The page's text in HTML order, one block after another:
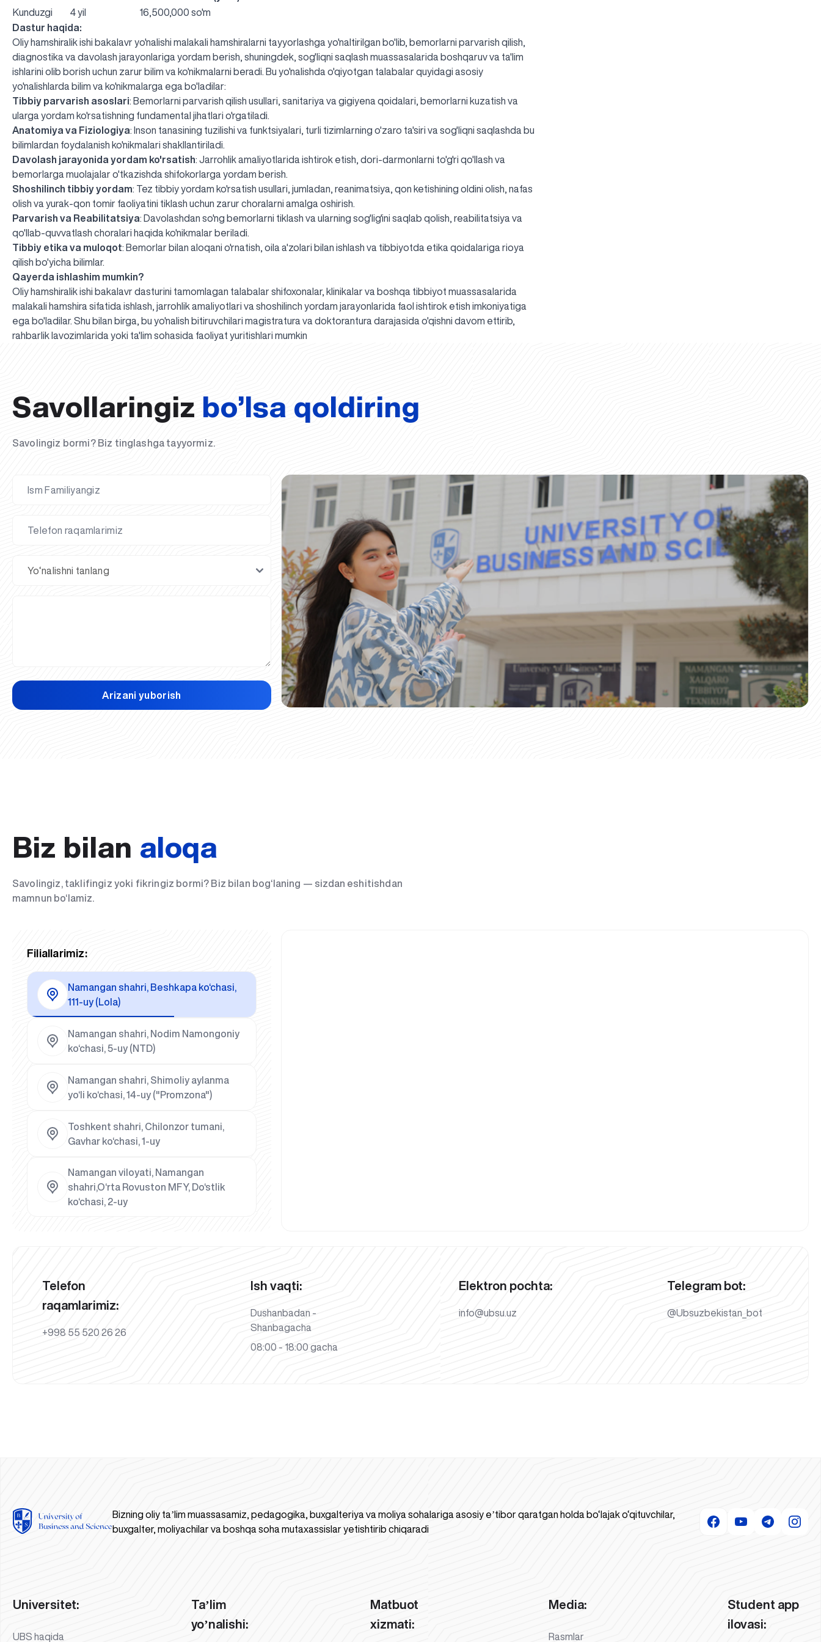
Kunduzgi
4 yil
16,500,000 so'm
Dastur haqida:
Oliy hamshiralik ishi bakalavr yo'nalishi malakali hamshiralarni tayyorlashga yo'naltirilgan bo'lib, bemorlarni parvarish qilish,
diagnostika va davolash jarayonlariga yordam berish, shuningdek, sog'liqni saqlash muassasalarida boshqaruv va ta'lim
ishlarini olib borish uchun zarur bilim va ko'nikmalarni beradi. Bu yo'nalishda o'qiyotgan talabalar quyidagi asosiy
yo'nalishlarda bilim va ko'nikmalarga ega bo'ladilar:
Tibbiy parvarish asoslari: Bemorlarni parvarish qilish usullari, sanitariya va gigiyena qoidalari, bemorlarni kuzatish va
ularga yordam ko'rsatishning fundamental jihatlari o'rgatiladi.
Anatomiya va Fiziologiya: Inson tanasining tuzilishi va funktsiyalari, turli tizimlarning o'zaro ta'siri va sog'liqni saqlashda bu
bilimlardan foydalanish ko'nikmalari shakllantiriladi.
Davolash jarayonida yordam ko'rsatish: Jarrohlik amaliyotlarida ishtirok etish, dori-darmonlarni to'g'ri qo'llash va
bemorlarga muolajalar o'tkazishda shifokorlarga yordam berish.
Shoshilinch tibbiy yordam: Tez tibbiy yordam ko'rsatish usullari, jumladan, reanimatsiya, qon ketishining oldini olish, nafas
olish va yurak-qon tomir faoliyatini tiklash uchun zarur choralarni amalga oshirish.
Parvarish va Reabilitatsiya: Davolashdan so'ng bemorlarni tiklash va ularning sog'lig'ini saqlab qolish, reabilitatsiya va
qo'llab-quvvatlash choralari haqida ko'nikmalar beriladi.
Tibbiy etika va muloqot: Bemorlar bilan aloqani o'rnatish, oila a'zolari bilan ishlash va tibbiyotda etika qoidalariga rioya
qilish bo'yicha bilimlar.
Qayerda ishlashim mumkin?
Oliy hamshiralik ishi bakalavr dasturini tamomlagan talabalar shifoxonalar, klinikalar va boshqa tibbiyot muassasalarida
malakali hamshira sifatida ishlash, jarrohlik amaliyotlari va shoshilinch yordam jarayonlarida faol ishtirok etish imkoniyatiga
ega bo'ladilar. Shu bilan birga, bu yo'nalish bitiruvchilari magistratura va doktorantura darajasida o'qishni davom ettirib,
rahbarlik lavozimlarida yoki ta'lim sohasida faoliyat yuritishlari mumkin
Savollaringiz bo’lsa qoldiring
Savolingiz bormi? Biz tinglashga tayyormiz.
Arizani yuborish
Biz bilan aloqa
Savolingiz, taklifingiz yoki fikringiz bormi? Biz bilan bog‘laning — sizdan eshitishdan
mamnun bo‘lamiz.
Filiallarimiz:
Namangan shahri, Beshkapa ko‘chasi,
111-uy (Lola)
Namangan shahri, Nodim Namongoniy
ko‘chasi, 5-uy (NTD)
Namangan shahri, Shimoliy aylanma
yo‘li ko‘chasi, 14-uy ("Promzona")
Toshkent shahri, Chilonzor tumani,
Gavhar ko‘chasi, 1-uy
Namangan viloyati, Namangan
shahri,O‘rta Rovuston MFY, Do‘stlik
ko‘chasi, 2-uy
Telefon
raqamlarimiz:
+998 55 520 26 26
Ish vaqti:
Dushanbadan -
Shanbagacha
08:00 - 18:00 gacha
Elektron pochta:
info@ubsu.uz
Telegram bot:
@Ubsuzbekistan_bot
Bizning oliy taʼlim muassasamiz, pedagogika, buxgalteriya va moliya sohalariga asosiy eʼtibor qaratgan holda bo‘lajak o‘qituvchilar,
buxgalter, moliyachilar va boshqa soha mutaxassislar yetishtirib chiqaradi
Universitet:
UBS haqida
Taʼlim
yoʼnalishi:
Matbuot
xizmati:
Media:
Rasmlar
Student app
ilovasi: